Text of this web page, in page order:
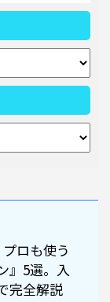
ロも使う
』5選。入
完全解説